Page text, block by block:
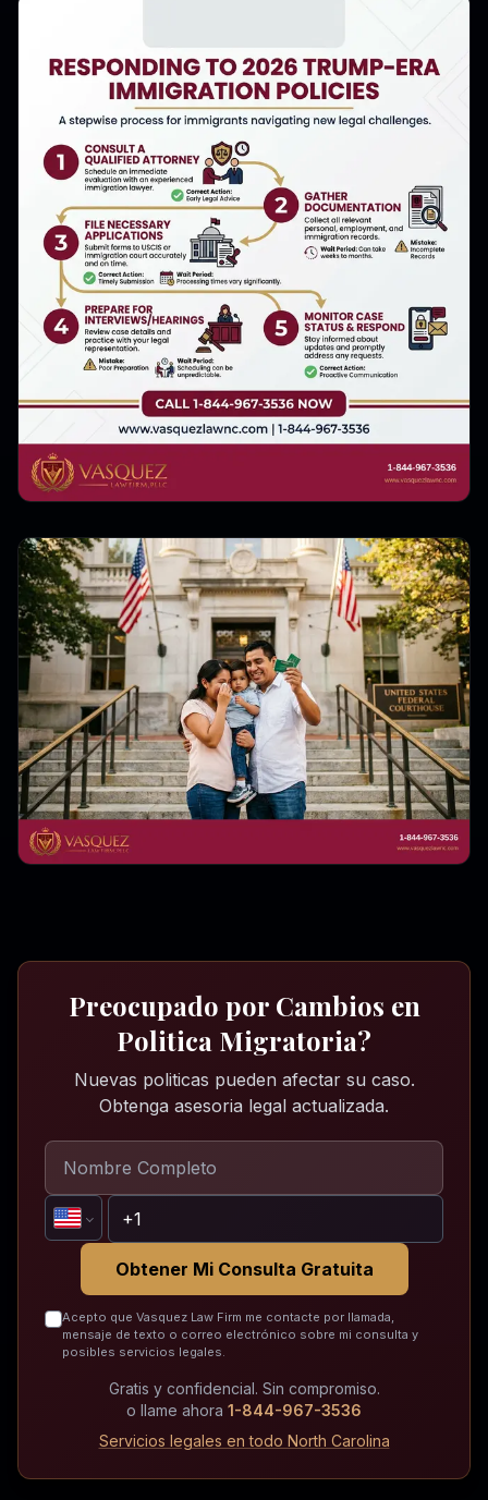
Preocupado por Cambios en
Politica Migratoria?
Nuevas politicas pueden afectar su caso.
Obtenga asesoria legal actualizada.
Obtener Mi Consulta Gratuita
Acepto que Vasquez Law Firm me contacte por llamada,
mensaje de texto o correo electrónico sobre mi consulta y
posibles servicios legales.
Gratis y confidencial. Sin compromiso.
o llame ahora 1-844-967-3536
Servicios legales en todo North Carolina